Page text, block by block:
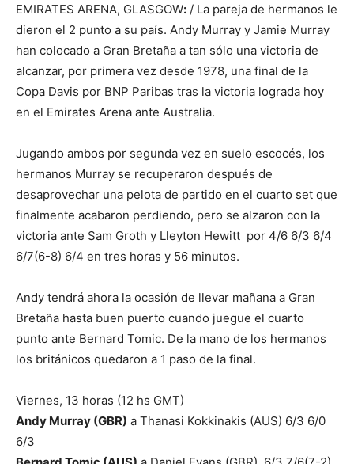
EMIRATES ARENA, GLASGOW: / La pareja de hermanos le
dieron el 2 punto a su país. Andy Murray y Jamie Murray
han colocado a Gran Bretaña a tan sólo una victoria de
alcanzar, por primera vez desde 1978, una final de la
Copa Davis por BNP Paribas tras la victoria lograda hoy
en el Emirates Arena ante Australia.
Jugando ambos por segunda vez en suelo escocés, los
hermanos Murray se recuperaron después de
desaprovechar una pelota de partido en el cuarto set que
finalmente acabaron perdiendo, pero se alzaron con la
victoria ante Sam Groth y Lleyton Hewitt por 4/6 6/3 6/4
6/7(6-8) 6/4 en tres horas y 56 minutos.
Andy tendrá ahora la ocasión de llevar mañana a Gran
Bretaña hasta buen puerto cuando juegue el cuarto
punto ante Bernard Tomic. De la mano de los hermanos
los británicos quedaron a 1 paso de la final.
Viernes, 13 horas (12 hs GMT)
Andy Murray (GBR) a Thanasi Kokkinakis (AUS) 6/3 6/0
6/3